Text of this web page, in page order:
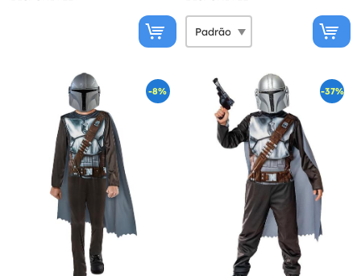
-8% -37%